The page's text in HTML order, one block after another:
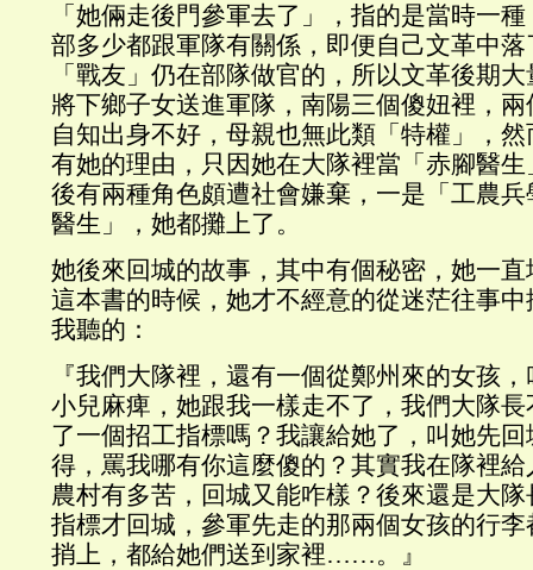
「她倆走後門參軍去了」，指的是當時一
部多少都跟軍隊有關係，即便自己文革中
「戰友」仍在部隊做官的，所以文革後期
將下鄉子女送進軍隊，南陽三個傻妞裡，
自知出身不好，母親也無此類「特權」，
有她的理由，只因她在大隊裡當「赤腳醫
後有兩種角色頗遭社會嫌棄，一是「工農
醫生」，她都攤上了。
她後來回城的故事，其中有個秘密，她一
這本書的時候，她才不經意的從迷茫往事
我聽的：
『我們大隊裡，還有一個從鄭州來的女孩
小兒麻痺，她跟我一樣走不了，我們大隊
了一個招工指標嗎？我讓給她了，叫她先
得，罵我哪有你這麼傻的？其實我在隊裡
農村有多苦，回城又能咋樣？後來還是大
指標才回城，參軍先走的那兩個女孩的行
捎上，都給她們送到家裡……。』